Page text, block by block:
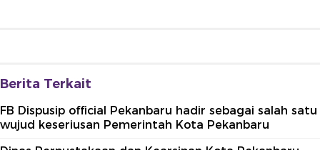
Berita Terkait
FB Dispusip official Pekanbaru hadir sebagai salah satu
wujud keseriusan Pemerintah Kota Pekanbaru